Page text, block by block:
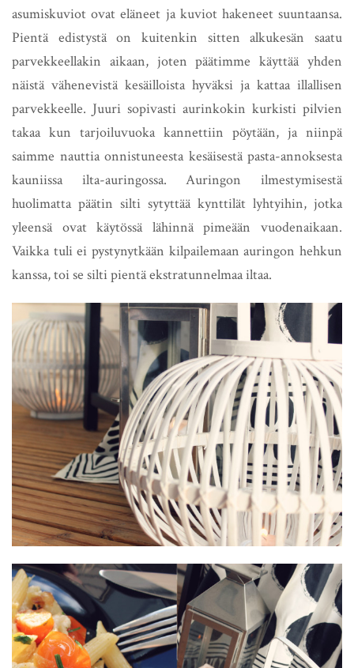
asumiskuviot ovat eläneet ja kuviot hakeneet suuntaansa.
Pientä edistystä on kuitenkin sitten alkukesän saatu
parvekkeellakin aikaan, joten päätimme käyttää yhden
näistä vähenevistä kesäilloista hyväksi ja kattaa illallisen
parvekkeelle. Juuri sopivasti aurinkokin kurkisti pilvien
takaa kun tarjoiluvuoka kannettiin pöytään, ja niinpä
saimme nauttia onnistuneesta kesäisestä pasta-annoksesta
kauniissa ilta-auringossa. Auringon ilmestymisestä
huolimatta päätin silti sytyttää kynttilät lyhtyihin, jotka
yleensä ovat käytössä lähinnä pimeään vuodenaikaan.
Vaikka tuli ei pystynytkään kilpailemaan auringon hehkun
kanssa, toi se silti pientä ekstratunnelmaa iltaa.